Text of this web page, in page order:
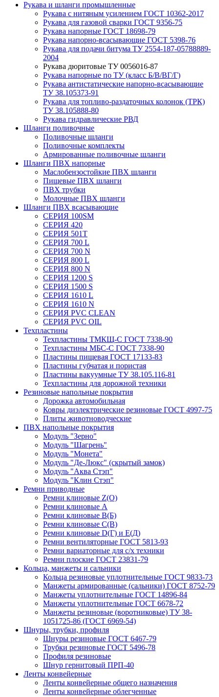
Рукава и шланги промышленные
Рукава с нитяным усилением ГОСТ 10362-2017
Рукава для газовой сварки ГОСТ 9356-75
Рукава напорные ГОСТ 18698-79
Рукава нaпорно-всасывающие ГОСТ 5398-76
Рукава для подачи битума ТУ 2554-187-05788889-
2004
Рукава дюритовые ТУ 0056016-87
Рукава напорные по ТУ (класс Б/В/ВГ/Г)
Рукава антистатические напорно-всасывающие
ТУ 38.105373-91
Рукава для топливо-раздаточных колонок (ТРК)
ТУ 38.105888-80
Рукава гидравлические РВД
Шланги поливочные
Поливочные шланги
Поливочные комплекты
Армированные поливочные шланги
Шланги ПВХ напорные
Маслобензостойкие ПВХ шланги
Пищевые ПВХ шланги
ПВХ трубки
Молочные ПВХ шланги
Шланги ПВХ всасывающие
СЕРИЯ 100SM
СЕРИЯ 420
СЕРИЯ 501T
СЕРИЯ 700 L
СЕРИЯ 700 N
СЕРИЯ 800 L
СЕРИЯ 800 N
СЕРИЯ 1200 S
СЕРИЯ 1500 S
СЕРИЯ 1610 L
СЕРИЯ 1610 N
СЕРИЯ PVC CLEAN
СЕРИЯ PVC OIL
Техпластины
Техпластины ТМКЩ-С ГОСТ 7338-90
Техпластины МБС-С ГОСТ 7338-90
Пластины пищевая ГОСТ 17133-83
Пластины губчатая и пористая
Пластины вакуумные ТУ 38.105.116-81
Техпластины для дорожной техники
Резиновые напольные покрытия
Дорожка автомобильная
Ковры диэлектрические резиновые ГОСТ 4997-75
Плиты животноводческие
ПВХ напольные покрытия
Модуль "Зерно"
Модуль "Шагрень"
Модуль "Монета"
Модуль "Де-Люкс" (скрытый замок)
Модуль "Аква Стэп"
Модуль "Клин Стэп"
Ремни приводные
Ремни клиновые Z(О)
Ремни клиновые А
Ремни клиновые В(Б)
Ремни клиновые С(В)
Ремни клиновые D(Г) и Е(Д)
Ремни вентиляторные ГОСТ 5813-93
Ремни вариаторные для с/х техники
Ремни плоские ГОСТ 23831-79
Кольца, манжеты и сальники
Кольца резиновые уплотнительные ГОСТ 9833-73
Манжеты армированные (сальники) ГОСТ 8752-79
Манжеты уплотнительные ГОСТ 14896-84
Манжеты уплотнительные ГОСТ 6678-72
Манжеты резиновые (воротниковые) ТУ 38-
1051725-86 (ГОСТ 6969-54)
Шнуры, трубки, профиля
Шнуры резиновые ГОСТ 6467-79
Трубки резиновые ГОСТ 5496-78
Профиля резиновые
Шнур гернитовый ПРП-40
Ленты конвейерные
Ленты конвейерные общего назначения
Ленты конвейерные облегченные